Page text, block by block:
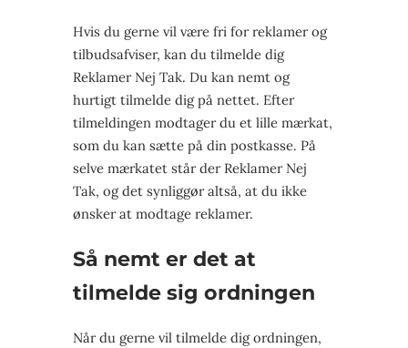
Hvis du gerne vil være fri for reklamer og
tilbudsafviser, kan du tilmelde dig
Reklamer Nej Tak. Du kan nemt og
hurtigt tilmelde dig på nettet. Efter
tilmeldingen modtager du et lille mærkat,
som du kan sætte på din postkasse. På
selve mærkatet står der Reklamer Nej
Tak, og det synliggør altså, at du ikke
ønsker at modtage reklamer.
Så nemt er det at
tilmelde sig ordningen
Når du gerne vil tilmelde dig ordningen,